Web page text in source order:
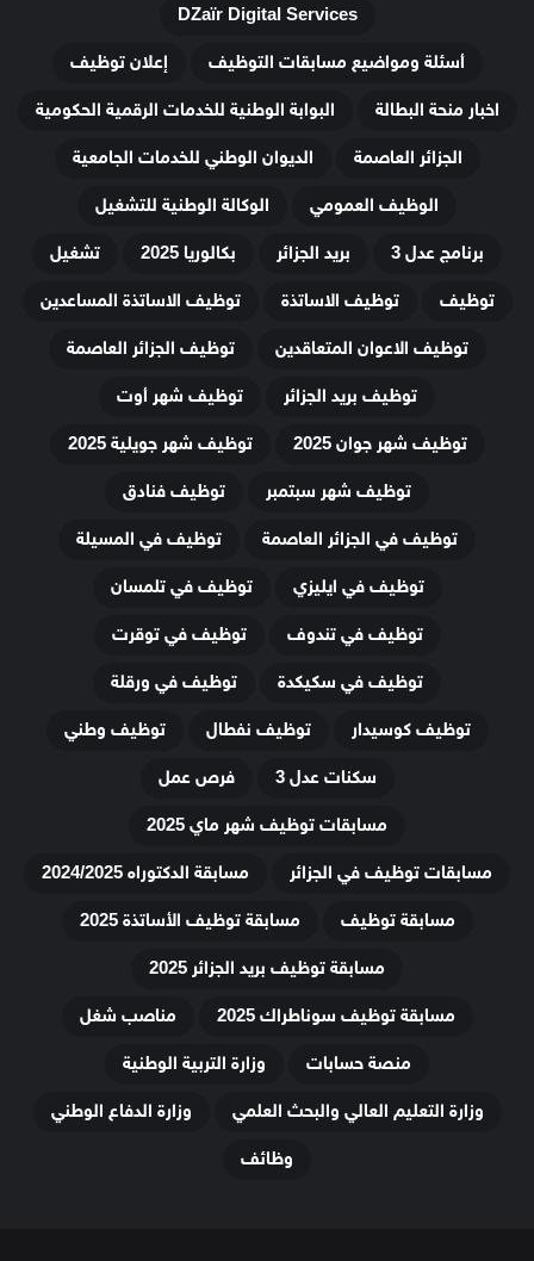
DZaïr Digital Services
أسئلة ومواضيع مسابقات التوظيف
إعلان توظيف
اخبار منحة البطالة
البوابة الوطنية للخدمات الرقمية الحكومية
الجزائر العاصمة
الديوان الوطني للخدمات الجامعية
الوظيف العمومي
الوكالة الوطنية للتشغيل
برنامج عدل 3
بريد الجزائر بكالوريا 2025
تشغيل
توظيف
توظيف الاساتذة
توظيف الاساتذة المساعدين
توظيف الاعوان المتعاقدين
توظيف الجزائر العاصمة
توظيف بريد الجزائر
توظيف شهر أوت
توظيف شهر جوان 2025
توظيف شهر جويلية 2025
توظيف شهر سبتمبر
توظيف فنادق
توظيف في الجزائر العاصمة
توظيف في المسيلة
توظيف في ايليزي
توظيف في تلمسان
توظيف في تندوف
توظيف في توقرت
توظيف في سكيكدة
توظيف في ورقلة
توظيف كوسيدار
توظيف نفطال
توظيف وطني
سكنات عدل 3
فرص عمل
مسابقات توظيف شهر ماي 2025
مسابقات توظيف في الجزائر
مسابقة الدكتوراه 2024/2025
مسابقة توظيف
مسابقة توظيف الأساتذة 2025
مسابقة توظيف بريد الجزائر 2025
مسابقة توظيف سوناطراك 2025
مناصب شغل
منصة حسابات
وزارة التربية الوطنية
وزارة التعليم العالي والبحث العلمي
وزارة الدفاع الوطني
وظائف